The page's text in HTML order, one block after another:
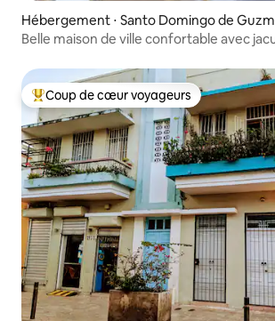
Hébergement ⋅ Santo Domingo de
Belle maison de ville confortable avec
Coups de cœur voyageurs les plus
Coup de cœur voyageurs